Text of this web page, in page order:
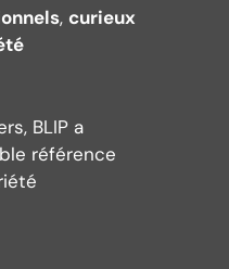
, curieux
BLIP a
référence